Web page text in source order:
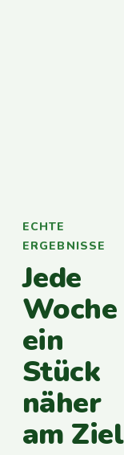
ECHTE
ERGEBNISSE
Jede
Woche
ein
Stück
näher
am Ziel